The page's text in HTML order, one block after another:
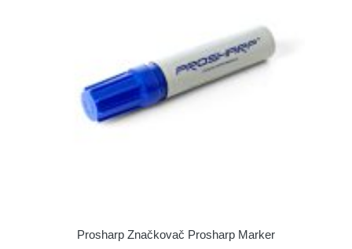
Prosharp Značkovač Prosharp Marker